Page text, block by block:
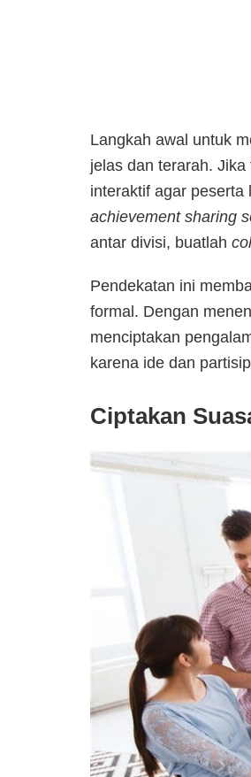
Langkah awal untuk
jelas dan terarah. Jika
interaktif agar peserta
achievement sharing
antar divisi, buatlah
Pendekatan ini
formal. Dengan
menciptakan
karena ide dan
Ciptakan